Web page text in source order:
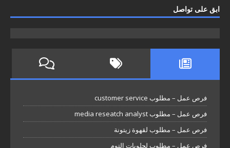
ابق على تواصل
فرص عمل – مطلوب customer service
فرص عمل – مطلوب media reseatch analyst
فرص عمل – مطلوب لقهوة زيتونة
فرص عمل – مطلوب لحلويات التوم